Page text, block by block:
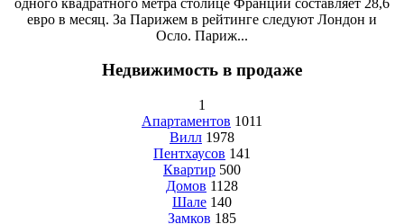
евро в месяц. За Парижем в рейтинге следуют Лондон и
Осло. Париж...
Недвижимость в продаже
1
Апартаментов 1011
Вилл 1978
Пентхаусов 141
Квартир 500
Домов 1128
Шале 140
Замков 185